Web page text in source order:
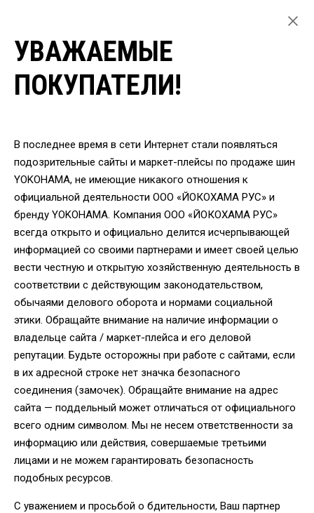
ЛЕТНИЕ ШИНЫ YOKOHAMA ДЛЯ ЛЕГКОВЫХ АВТОМОБИЛЕЙ
Купить летние шины
YOKOHAMA для легковых
автомобилей
Подбор шин: ПО ПАРАМЕТРАМ ПО АВТО
Спортивные шины
Тип шин
Ширина
Высота профиля Диаметр
RunFlat
НАЧАТЬ ПОДБОР
УВАЖАЕМЫЕ
ПОКУПАТЕЛИ!
В последнее время в сети Интернет стали появляться
подозрительные сайты и маркет-плейсы по продаже шин
YOKOHAMA, не имеющие никакого отношения к
официальной деятельности ООО «ЙОКОХАМА РУС» и
бренду YOKOHAMA. Компания ООО «ЙОКОХАМА РУС»
всегда открыто и официально делится исчерпывающей
информацией со своими партнерами и имеет своей целью
вести честную и открытую хозяйственную деятельность в
соответствии с действующим законодательством,
обычаями делового оборота и нормами социальной
этики. Обращайте внимание на наличие информации о
владельце сайта / маркет-плейса и его деловой
репутации. Будьте осторожны при работе с сайтами, если
в их адресной строке нет значка безопасного
соединения (замочек). Обращайте внимание на адрес
сайта — поддельный может отличаться от официального
всего одним символом. Мы не несем ответственности за
информацию или действия, совершаемые третьими
лицами и не можем гарантировать безопасность
подобных ресурсов.
С уважением и просьбой о бдительности, Ваш партнер